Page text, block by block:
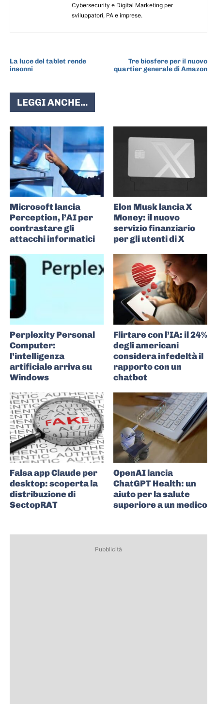
Cybersecurity e Digital Marketing per
sviluppatori, PA e imprese.
La luce del tablet rende
insonni
Tre biosfere per il nuovo
quartier generale di Amazon
LEGGI ANCHE...
Microsoft lancia
Perception, l’AI per
contrastare gli
attacchi informatici
Elon Musk lancia X
Money: il nuovo
servizio finanziario
per gli utenti di X
Perplexity Personal
Computer:
l’intelligenza
artificiale arriva su
Windows
Flirtare con l’IA: il 24%
degli americani
considera infedeltà il
rapporto con un
chatbot
Falsa app Claude per
desktop: scoperta la
distribuzione di
SectopRAT
OpenAI lancia
ChatGPT Health: un
aiuto per la salute
superiore a un medico
Pubblicità